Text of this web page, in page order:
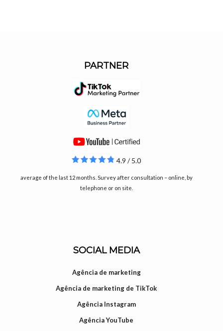
PARTNER
4.9 / 5.0
average of the last 12 months. Survey after consultation – online, by
telephone or on site.
SOCIAL MEDIA
Agência de marketing
Agência de marketing de TikTok
Agência Instagram
Agência YouTube